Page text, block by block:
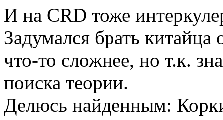
И на CRD тоже
Задумался брать
что-то сложнее, но т.к.
поиска теории.
Делюсь найденным: